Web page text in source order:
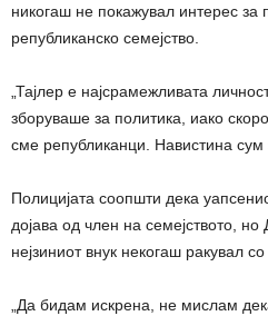
никогаш не покажувал интерес за
републиканско семејство.
„Тајлер е најсрамежливата
зборуваше за политика, иако
сме републиканци. Навистина сум
Полицијата соопшти дека
дојава од член на семејството,
нејзиниот внук некогаш ракувал со
„Да бидам искрена, не мислам